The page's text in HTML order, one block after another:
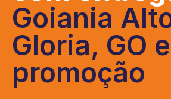
Goiania
Gloria, GO
promoção